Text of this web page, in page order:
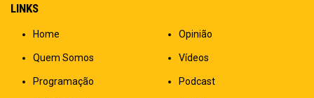
LINKS
Home
Quem Somos
Programação
Opinião
Vídeos
Podcast